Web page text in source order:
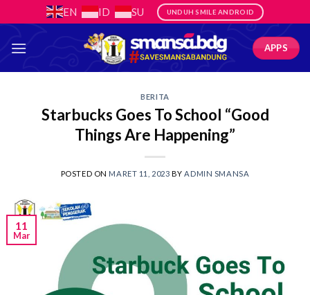
to
content
EN ID SU UNDUH SMILE ANDROID
APPS
BERITA
Starbucks Goes To School “Good
Things Are Happening”
POSTED ON MARET 11, 2023 BY ADMIN SMANSA
11
Mar